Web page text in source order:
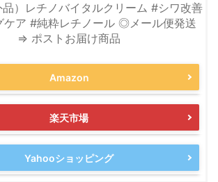
）レチノバイタルクリーム #シワ改善
ケア #純粋レチノール ◎メール便発送
⇒ ポストお届け商品
Amazon
楽天市場
Yahooショッピング